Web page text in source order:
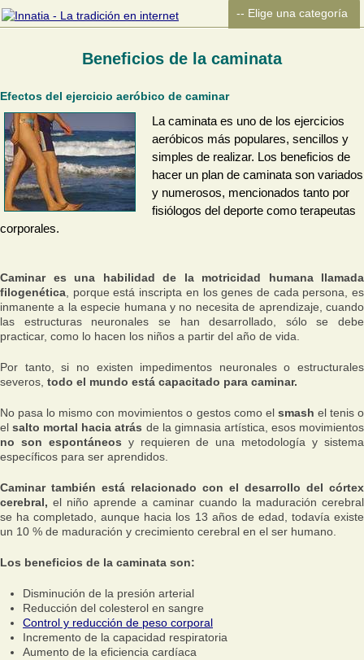
Beneficios de la caminata
Efectos del ejercicio aeróbico de caminar
La caminata es uno de los ejercicios
aeróbicos más populares, sencillos y
simples de realizar. Los beneficios de
hacer un plan de caminata son variados
y numerosos, mencionados tanto por
fisiólogos del deporte como terapeutas
corporales.
Caminar es una habilidad de la motricidad humana llamada
filogenética , porque está inscripta en los genes de cada persona, es
inmanente a la especie humana y no necesita de aprendizaje, cuando
las estructuras neuronales se han desarrollado, sólo se debe
practicar, como lo hacen los niños a partir del año de vida.
Por tanto, si no existen impedimentos neuronales o estructurales
severos, todo el mundo está capacitado para caminar.
No pasa lo mismo con movimientos o gestos como el smash el tenis o
el salto mortal hacia atrás de la gimnasia artística, esos movimientos
no son espontáneos y requieren de una metodología y sistema
específicos para ser aprendidos.
Caminar también está relacionado con el desarrollo del córtex
cerebral, el niño aprende a caminar cuando la maduración cerebral
se ha completado, aunque hacia los 13 años de edad, todavía existe
un 10 % de maduración y crecimiento cerebral en el ser humano.
Los beneficios de la caminata son:
Disminución de la presión arterial
Reducción del colesterol en sangre
Control y reducción de peso corporal
Incremento de la capacidad respiratoria
Aumento de la eficiencia cardíaca